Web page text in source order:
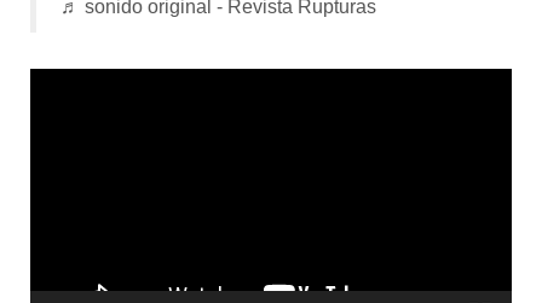
♬ sonido original - Revista Rupturas